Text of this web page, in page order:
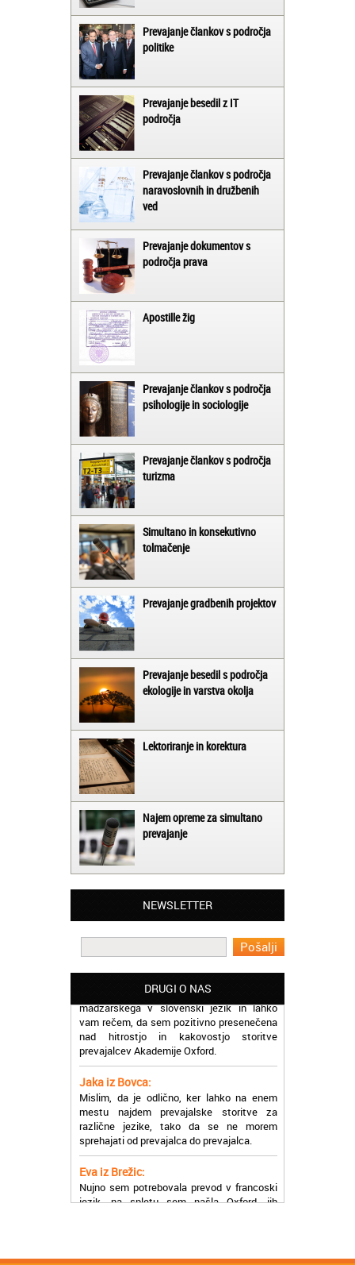
Prevajanje člankov s področja
politike
Prevajanje besedil z IT
področja
Prevajanje člankov s področja
naravoslovnih in družbenih
ved
Prevajanje dokumentov s
področja prava
Apostille žig
Prevajanje člankov s področja
psihologije in sociologije
Prevajanje člankov s področja
turizma
Simultano in konsekutivno
tolmačenje
Prevajanje gradbenih projektov
Prevajanje besedil s področja
ekologije in varstva okolja
Lektoriranje in korektura
Najem opreme za simultano
prevajanje
NEWSLETTER
DRUGI O NAS
Matjaž iz Ajdovščine:
Lahko pohvalim vse zaposlene v Akademiji
Oxford, ker so resnično profesionalni in
Martina iz Bleda:
Potrebovala sem prevajanje iz
madžarskega v slovenski jezik in lahko
vam rečem, da sem pozitivno presenečena
nad hitrostjo in kakovostjo storitve
prevajalcev Akademije Oxford.
Jaka iz Bovca:
Mislim, da je odlično, ker lahko na enem
mestu najdem prevajalske storitve za
različne jezike, tako da se ne morem
sprehajati od prevajalca do prevajalca.
Eva iz Brežic:
Nujno sem potrebovala prevod v francoski
jezik, na spletu sem našla Oxford, jih
poklicala in v roku nekaj ur sem po
Zoran iz Velenja: